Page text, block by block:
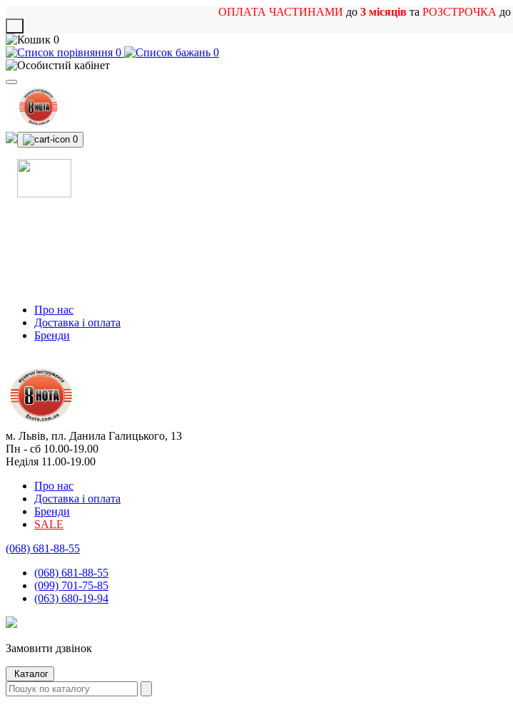
ОПЛАТА ЧАСТИНАМИ до 3 місяцівта РОЗСТРОЧКА до
0
0
0
0
Про нас
Доставка і оплата
Бренди
м. Львів, пл. Данила Галицького, 13
Пн - сб 10.00-19.00
Неділя 11.00-19.00
Про нас
Доставка і оплата
Бренди
SALE
(068) 681-88-55
(068) 681-88-55
(099) 701-75-85
(063) 680-19-94
Замовити дзвінок
Каталог